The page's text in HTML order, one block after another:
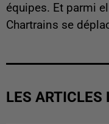
équipes. Et parmi
Chartrains se
LES ARTICLES